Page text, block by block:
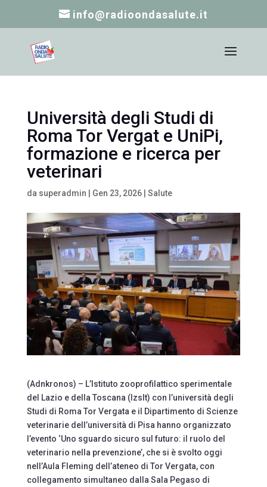
info@radioondasalute.it
Università degli Studi di
Roma Tor Vergat e UniPi,
formazione e ricerca per
veterinari
da superadmin Gen 23, 2026| Salute
(Adnkronos) – L’Istituto zooprofilattico sperimentale
del Lazio e della Toscana (Izslt) con l’università degli
Studi di Roma Tor Vergata e il Dipartimento di Scienze
veterinarie dell’università di Pisa hanno organizzato
l’evento ‘Uno sguardo sicuro sul futuro: il ruolo del
veterinario nella prevenzione’, che si è svolto oggi
nell’Aula Fleming dell’ateneo di Tor Vergata, con
collegamento simultaneo dalla Sala Pegaso di